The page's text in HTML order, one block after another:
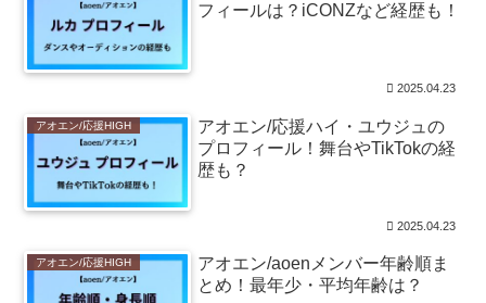
フィールは？iCONZなど経歴も！
2025.04.23
アオエン/応援HIGH
アオエン/応援ハイ・ユウジュの
プロフィール！舞台やTikTokの経
歴も？
2025.04.23
アオエン/応援HIGH
アオエン/aoenメンバー年齢順ま
とめ！最年少・平均年齢は？